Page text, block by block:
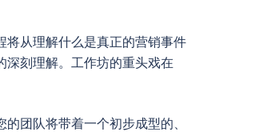
将从理解什么是真正的营销事件
刻理解。工作坊的重头戏在
团队将带着一个初步成型的、